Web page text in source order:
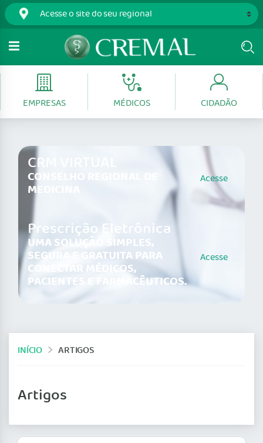
EMPRESAS MÉDICOS CIDADÃO
CRM VIRTUAL
CONSELHO REGIONAL DE
MEDICINA
Acesse
Prescrição Eletrônica
UMA SOLUÇÃO SIMPLES,
SEGURA E GRATUITA PARA
CONECTAR MÉDICOS,
PACIENTES E FARMACÊUTICOS.
Acesse
INÍCIO ARTIGOS
Artigos